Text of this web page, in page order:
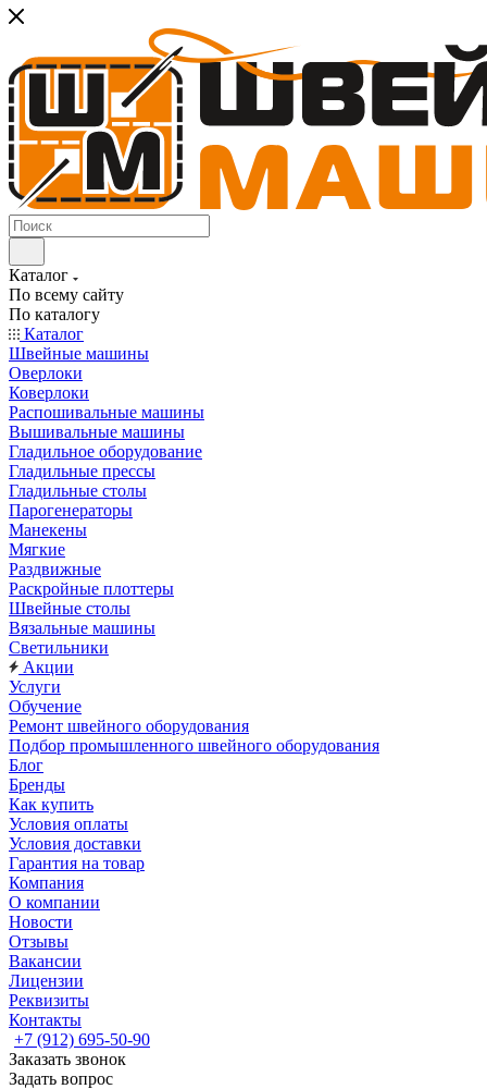
Каталог
По всему сайту
По каталогу
Каталог
Швейные машины
Оверлоки
Коверлоки
Распошивальные машины
Вышивальные машины
Гладильное оборудование
Гладильные прессы
Гладильные столы
Парогенераторы
Манекены
Мягкие
Раздвижные
Раскройные плоттеры
Швейные столы
Вязальные машины
Светильники
Акции
Услуги
Обучение
Ремонт швейного оборудования
Подбор промышленного швейного оборудования
Блог
Бренды
Как купить
Условия оплаты
Условия доставки
Гарантия на товар
Компания
О компании
Новости
Отзывы
Вакансии
Лицензии
Реквизиты
Контакты
+7 (912) 695-50-90
Заказать звонок
Задать вопрос